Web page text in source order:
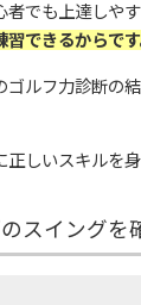
でも上達しや
できるからです
ルフ力診断の
しいスキルを
スイングを